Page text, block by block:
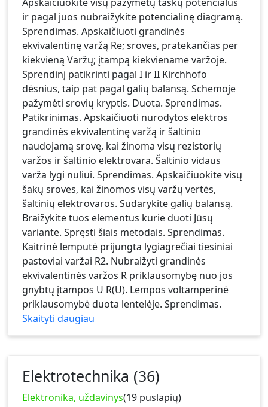
ir pagal juos nubraižykite potencialinę diagramą.
Sprendimas. Apskaičiuoti grandinės
ekvivalentinę varžą Re; sroves, pratekančias per
kiekvieną Varžų; įtampą kiekviename varžoje.
Sprendinį patikrinti pagal I ir II Kirchhofo
dėsnius, taip pat pagal galių balansą. Schemoje
pažymėti srovių kryptis. Duota. Sprendimas.
Patikrinimas. Apskaičiuoti nurodytos elektros
grandinės ekvivalentinę varžą ir šaltinio
naudojamą srovę, kai žinoma visų rezistorių
varžos ir šaltinio elektrovara. Šaltinio vidaus
varža lygi nuliui. Sprendimas. Apskaičiuokite visų
šakų sroves, kai žinomos visų varžų vertės,
šaltinių elektrovaros. Sudarykite galių balansą.
Braižykite tuos elementus kurie duoti Jūsų
variante. Spręsti šiais metodais. Sprendimas.
Kaitrinė lemputė prijungta lygiagrečiai tiesiniai
pastoviai varžai R2. Nubraižyti grandinės
ekvivalentinės varžos R priklausomybę nuo jos
gnybtų įtampos U R(U). Lempos voltamperinė
priklausomybė duota lentelėje. Sprendimas.
Skaityti daugiau
Elektrotechnika (36)
Elektronika, uždavinys(19 puslapių)